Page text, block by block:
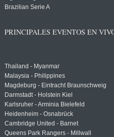
Brazilian Serie A
PRINCIPALES EVENTOS EN
Thailand - Myanmar
Malaysia - Philippines
Magdeburg - Eintracht Braunschweig
Darmstadt - Holstein Kiel
Karlsruher - Arminia Bielefeld
Heidenheim - Osnabrück
Cambridge United - Barnet
Queens Park Rangers - Millwall